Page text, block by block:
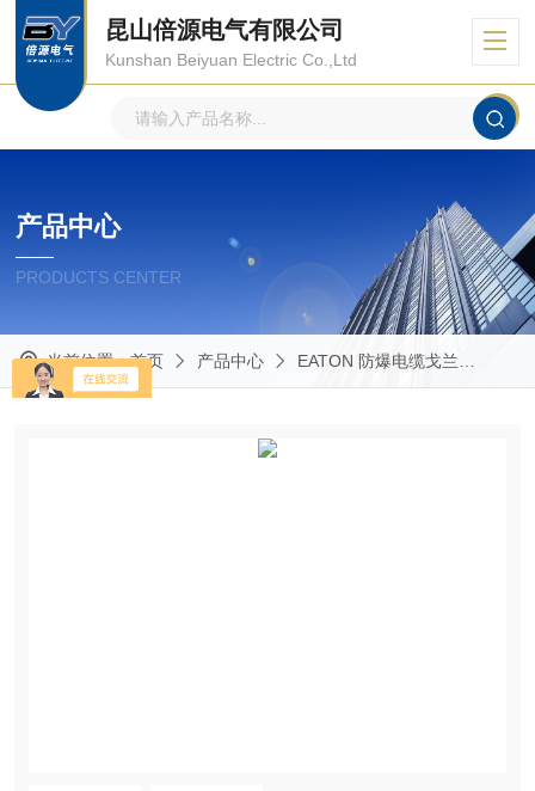
昆山倍源电气有限公司
Kunshan Beiyuan Electric Co.,Ltd
产品中心
PRODUCTS CENTER
当前位置：首页 产品中心 EATON 防爆电缆戈兰